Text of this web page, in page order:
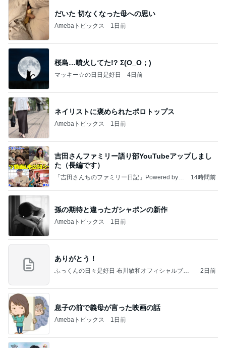
だいた 切なくなった母への思い
Amebaトピックス 1日前
桜島…噴火してた!? Σ(O_O；)
マッキー☆の日日是好日 4日前
ネイリストに褒められたポロトップス
Amebaトピックス 1日前
吉田さんファミリー語り部YouTubeアップしまし
た（長編です）
「吉田さんちのファミリー日記」Powered by A
14時間前
孫の期待と違ったガシャポンの新作
Amebaトピックス 1日前
ありがとう！
ふっくんの日々是好日 布川敏和オフィシャルブロ
2日前
息子の前で義母が言った映画の話
Amebaトピックス 1日前